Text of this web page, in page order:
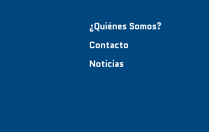
¿Quiénes Somos?
Contacto
Noticias